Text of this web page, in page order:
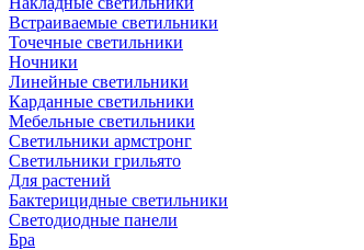
Встраиваемые светильники
Точечные светильники
Ночники
Линейные светильники
Карданные светильники
Мебельные светильники
Светильники армстронг
Светильники грильято
Для растений
Бактерицидные светильники
Светодиодные панели
Бра